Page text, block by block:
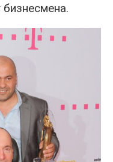
бизнесмена.